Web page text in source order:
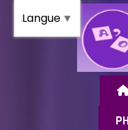
Langue ▼
Panneau de gestion des